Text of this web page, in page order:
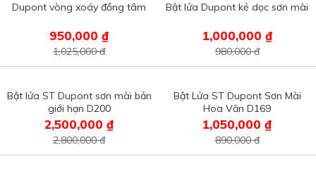
Dupont vòng xoáy đồng tâm
950,000 ₫
1,025,000 đ
Bật lửa Dupont kẻ dọc sơn mài
1,000,000 ₫
980,000 đ
Bật lửa ST Dupont sơn mài bản
giới hạn D200
2,500,000 ₫
2,800,000 đ
Bật Lửa ST Dupont Sơn Mài
Hoa Văn D169
1,050,000 ₫
890,000 đ